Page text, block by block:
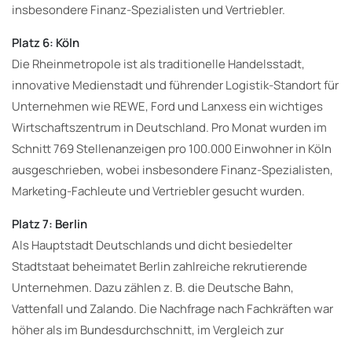
insbesondere Finanz-Spezialisten und Vertriebler.
Platz 6: Köln
Die Rheinmetropole ist als traditionelle Handelsstadt,
innovative Medienstadt und führender Logistik-Standort für
Unternehmen wie REWE, Ford und Lanxess ein wichtiges
Wirtschaftszentrum in Deutschland. Pro Monat wurden im
Schnitt 769 Stellenanzeigen pro 100.000 Einwohner in Köln
ausgeschrieben, wobei insbesondere Finanz-Spezialisten,
Marketing-Fachleute und Vertriebler gesucht wurden.
Platz 7: Berlin
Als Hauptstadt Deutschlands und dicht besiedelter
Stadtstaat beheimatet Berlin zahlreiche rekrutierende
Unternehmen. Dazu zählen z. B. die Deutsche Bahn,
Vattenfall und Zalando. Die Nachfrage nach Fachkräften war
höher als im Bundesdurchschnitt, im Vergleich zur